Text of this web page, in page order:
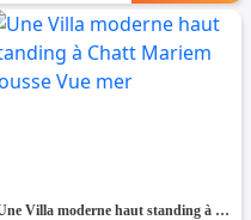
Une Villa moderne haut standing à Chatt Mariem Sousse Vue mer